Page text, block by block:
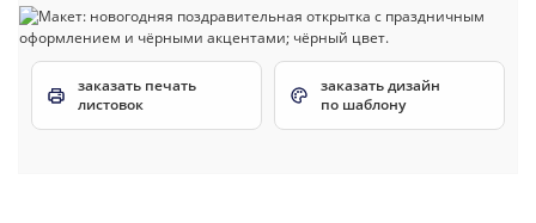
заказать печать
листовок
заказать дизайн
по шаблону